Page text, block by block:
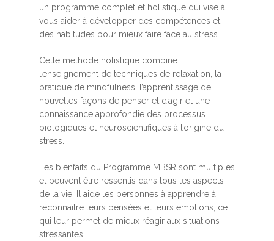
un programme complet et holistique qui vise à
vous aider à développer des compétences et
des habitudes pour mieux faire face au stress.
Cette méthode holistique combine
l’enseignement de techniques de relaxation, la
pratique de mindfulness, l’apprentissage de
nouvelles façons de penser et d’agir et une
connaissance approfondie des processus
biologiques et neuroscientifiques à l’origine du
stress.
Les bienfaits du Programme MBSR sont multiples
et peuvent être ressentis dans tous les aspects
de la vie. Il aide les personnes à apprendre à
reconnaître leurs pensées et leurs émotions, ce
qui leur permet de mieux réagir aux situations
stressantes.